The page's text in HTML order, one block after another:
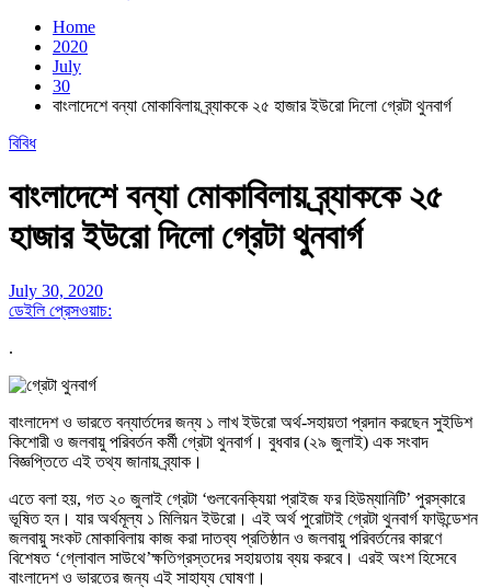
Home
2020
July
30
বাংলাদেশে বন্যা মোকাবিলায় ব্র্যাককে ২৫ হাজার ইউরো দিলো গ্রেটা থুনবার্গ
বিবিধ
বাংলাদেশে বন্যা মোকাবিলায় ব্র্যাককে ২৫
হাজার ইউরো দিলো গ্রেটা থুনবার্গ
July 30, 2020
ডেইলি প্রেসওয়াচ:
.
বাংলাদেশ ও ভারতে বন্যার্তদের জন্য ১ লাখ ইউরো অর্থ-সহায়তা প্রদান করছেন সুইডিশ
কিশোরী ও জলবায়ু পরিবর্তন কর্মী গ্রেটা থুনবার্গ। বুধবার (২৯ জুলাই) এক সংবাদ
বিজ্ঞপ্তিতে এই তথ্য জানায় ব্র্যাক।
এতে বলা হয়, গত ২০ জুলাই গ্রেটা ‘গুলবেনক্যিয়া প্রাইজ ফর হিউম্যানিটি’ পুরস্কারে
ভূষিত হন। যার অর্থমূল্য ১ মিলিয়ন ইউরো। এই অর্থ পুরোটাই গ্রেটা থুনবার্গ ফাউন্ডেশন
জলবায়ু সংকট মোকাবিলায় কাজ করা দাতব্য প্রতিষ্ঠান ও জলবায়ু পরিবর্তনের কারণে
বিশেষত ‘গ্লোবাল সাউথে’ক্ষতিগ্রস্তদের সহায়তায় ব্যয় করবে। এরই অংশ হিসেবে
বাংলাদেশ ও ভারতের জন্য এই সাহায্য ঘোষণা।